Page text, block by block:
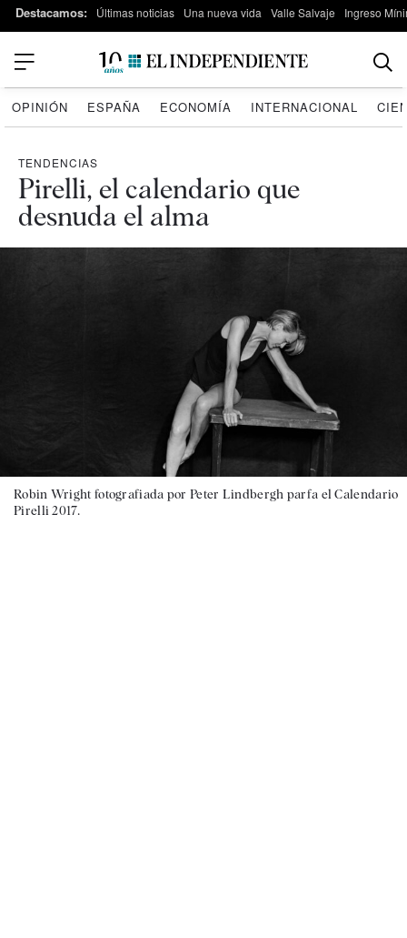
Destacamos: Últimas noticias Una nueva vida Valle Salvaje Ingreso
OPINIÓN ESPAÑA ECONOMÍA INTERNACIONAL
TENDENCIAS
Pirelli, el calendario que
desnuda el alma
Robin Wright fotografiada por Peter Lindbergh parfa el Calendario
Pirelli 2017.